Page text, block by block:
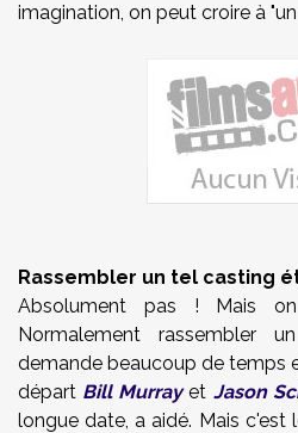
imagination, on peut croire à
Rassembler un tel casting
Absolument pas ! Mais
Normalement rassembler
demande beaucoup de temps
départ Bill Murrayet Jason
longue date, a aidé. Mais c'est